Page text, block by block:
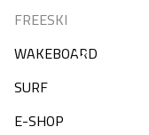
FREESKI
WAKEBOARD
SURF
E-SHOP